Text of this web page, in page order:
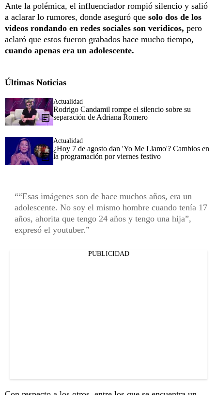
Ante la polémica, el influenciador rompió silencio y salió
a aclarar lo rumores, donde aseguró que solo dos de los
videos rondando en redes sociales son verídicos, pero
aclaró que estos fueron grabados hace mucho tiempo,
cuando apenas era un adolescente.
Últimas Noticias
Actualidad
Rodrigo Candamil rompe el silencio sobre su
separación de Adriana Romero
Actualidad
¿Hoy 7 de agosto dan 'Yo Me Llamo'? Cambios en
la programación por viernes festivo
“Esas imágenes son de hace muchos años, era un
adolescente. No soy el mismo hombre cuando tenía 17
años, ahorita que tengo 24 años y tengo una hija”,
expresó el youtuber.
PUBLICIDAD